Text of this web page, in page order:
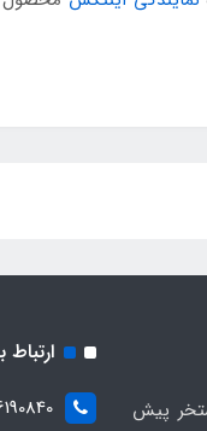
پیش
ارتباط